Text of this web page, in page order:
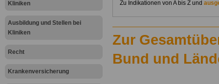
Kliniken
Ausbildung und Stellen bei
Kliniken
Recht
Krankenversicherung
Zu Indikationen von A bis Z und
Zur
Bund und